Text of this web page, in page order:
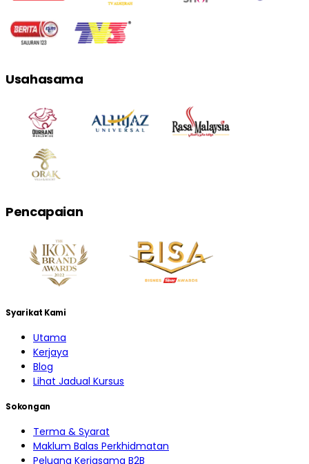
Usahasama
Pencapaian
Syarikat Kami
Utama
Kerjaya
Blog
Lihat Jadual Kursus
Sokongan
Terma & Syarat
Maklum Balas Perkhidmatan
Peluang Kerjasama B2B